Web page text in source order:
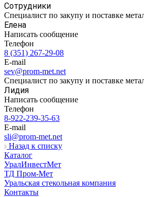
Сотрудники
Специалист по закупу и поставке
Елена
Написать сообщение
Телефон
8 (351) 267-29-08
E-mail
sev@prom-met.net
Специалист по закупу и поставке
Лидия
Написать сообщение
Телефон
8-922-239-35-63
E-mail
sli@prom-met.net
Назад к списку
Каталог
УралИнвестМет
ТД Пром-Мет
Уральская стекольная компания
Контакты